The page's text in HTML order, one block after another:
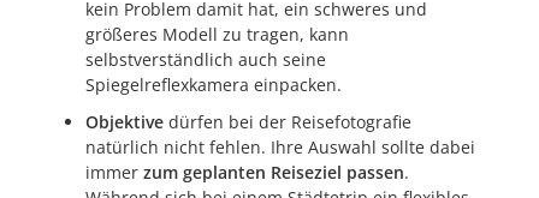
kein Problem damit hat, ein schweres und
größeres Modell zu tragen, kann
selbstverständlich auch seine
Spiegelreflexkamera einpacken.
Objektive dürfen bei der Reisefotografie
natürlich nicht fehlen. Ihre Auswahl sollte dabei
immer zum geplanten Reiseziel passen.